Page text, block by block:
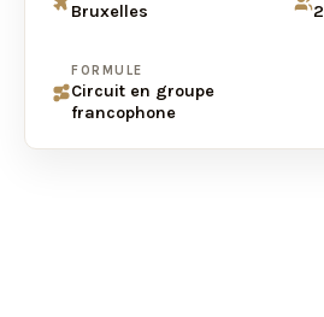
Bruxelles
FORMULE
Circuit en groupe
francophone